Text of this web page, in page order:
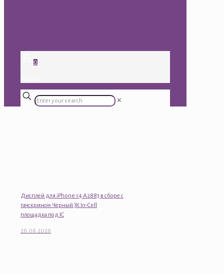
0
✕
Дисплей для iPhone 14 A2883 в сборе с
тачскрином Черный JK In-Cell
площадка под IC
26.06.2026